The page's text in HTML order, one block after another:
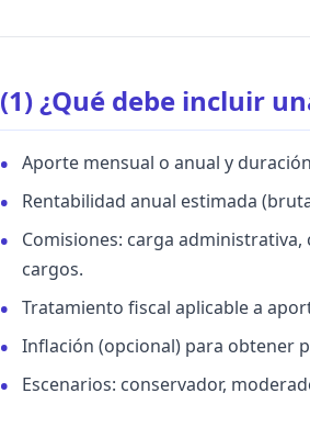
(1) ¿Qué debe incluir
Aporte mensual o anual y
Rentabilidad anual estimada
Comisiones: carga
cargos.
Tratamiento fiscal aplicable a
Inflación (opcional) para obtener
Escenarios: conservador,